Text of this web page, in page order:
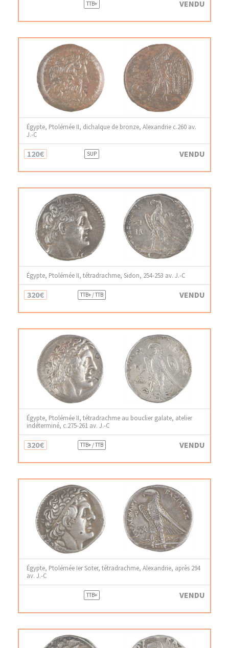
TTB+ VENDU
Égypte, Ptolémée II, dichalque de bronze, Alexandrie c.260 av.
J.-C
120€ SUP VENDU
Égypte, Ptolémée II, tétradrachme, Sidon, 254-253 av. J.-C
320€ TTB+ / TTB VENDU
Égypte, Ptolémée II, tétradrachme au bouclier galate, atelier
indéterminé, c.275-261 av. J.-C
320€ TTB+ / TTB VENDU
Égypte, Ptolémée Ier Soter, tétradrachme, Alexandrie, après 294
av. J.-C
TTB+ VENDU